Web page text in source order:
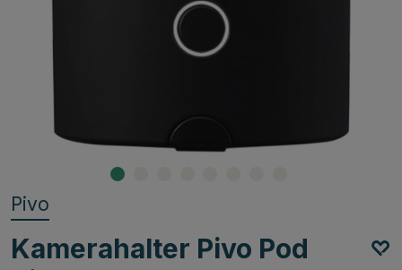
Pivo
Kamerahalter Pivo Pod